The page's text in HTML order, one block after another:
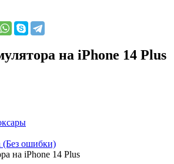
на iPhone 14 Plus
(Без ошибки)
на iPhone 14 Plus